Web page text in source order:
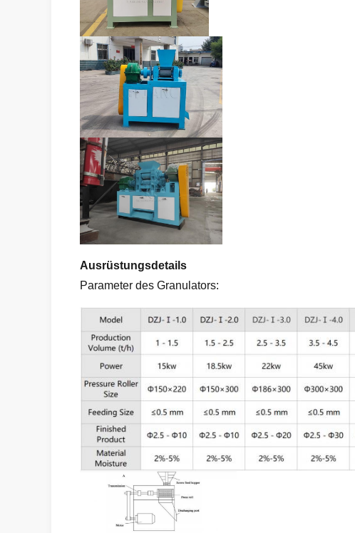
Ausrüstungsdetails
Parameter des Granulators: